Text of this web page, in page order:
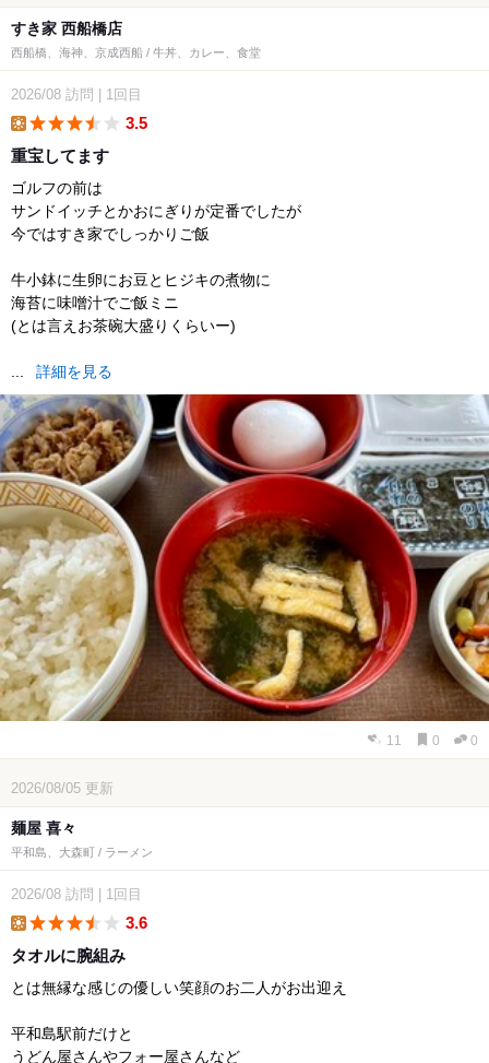
すき家 西船橋店
西船橋、海神、京成西船 / 牛丼、カレー、食堂
2026/08 訪問 1回目
3.5
重宝してます
ゴルフの前は
サンドイッチとかおにぎりが定番でしたが
今ではすき家でしっかりご飯
牛小鉢に生卵にお豆とヒジキの煮物に
海苔に味噌汁でご飯ミニ
(とは言えお茶碗大盛りくらいー)
... 詳細を見る
11 0 0
2026/08/05 更新
麺屋 喜々
平和島、大森町 / ラーメン
2026/08 訪問 1回目
3.6
タオルに腕組み
とは無縁な感じの優しい笑顔のお二人がお出迎え
平和島駅前だけと
うどん屋さんやフォー屋さんなど